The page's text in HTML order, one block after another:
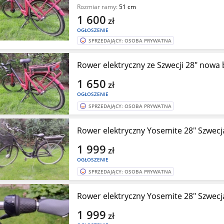
Rozmiar ramy:51 cm
OGŁOSZENIE
1 600 zł
SPRZEDAJĄCY: OSOBA PRYWATNA
Rower elektryczny ze Szwecji 28" nowa
OGŁOSZENIE
1 650 zł
SPRZEDAJĄCY: OSOBA PRYWATNA
Rower elektryczny Yosemite 28"
OGŁOSZENIE
1 999 zł
SPRZEDAJĄCY: OSOBA PRYWATNA
Rower elektryczny Yosemite 28"
1 999 zł